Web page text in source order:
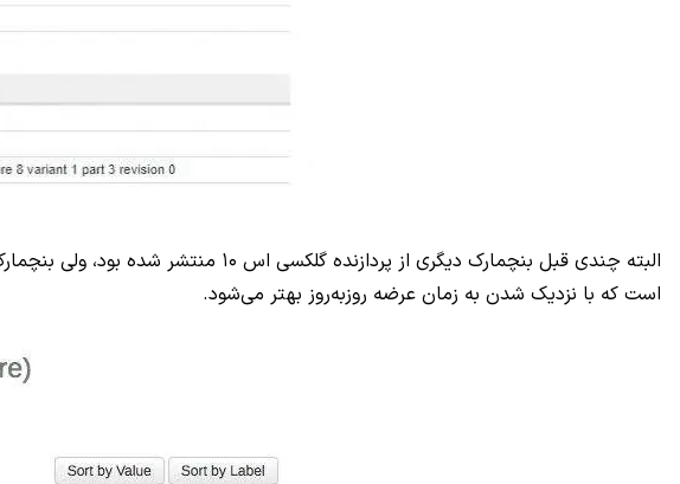
البته چندی قبل بنچمارک دیگری از
است که با نزدیک شدن به زمان عرضه روزبه‌روز بهتر می‌شود.